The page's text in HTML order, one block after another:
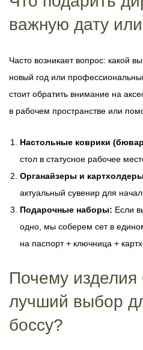
важную дату
Часто возникает вопрос: какой
новый год или
стоит обратить внимание на
в рабочем пространстве или
Настольные коврики
стол в статусное рабочее
Органайзеры и
актуальный сувенир для
Подарочные наборы: Если
одно, мы соберем сет в
на паспорт + ключница +
Почему
лучший выбор
боссу?